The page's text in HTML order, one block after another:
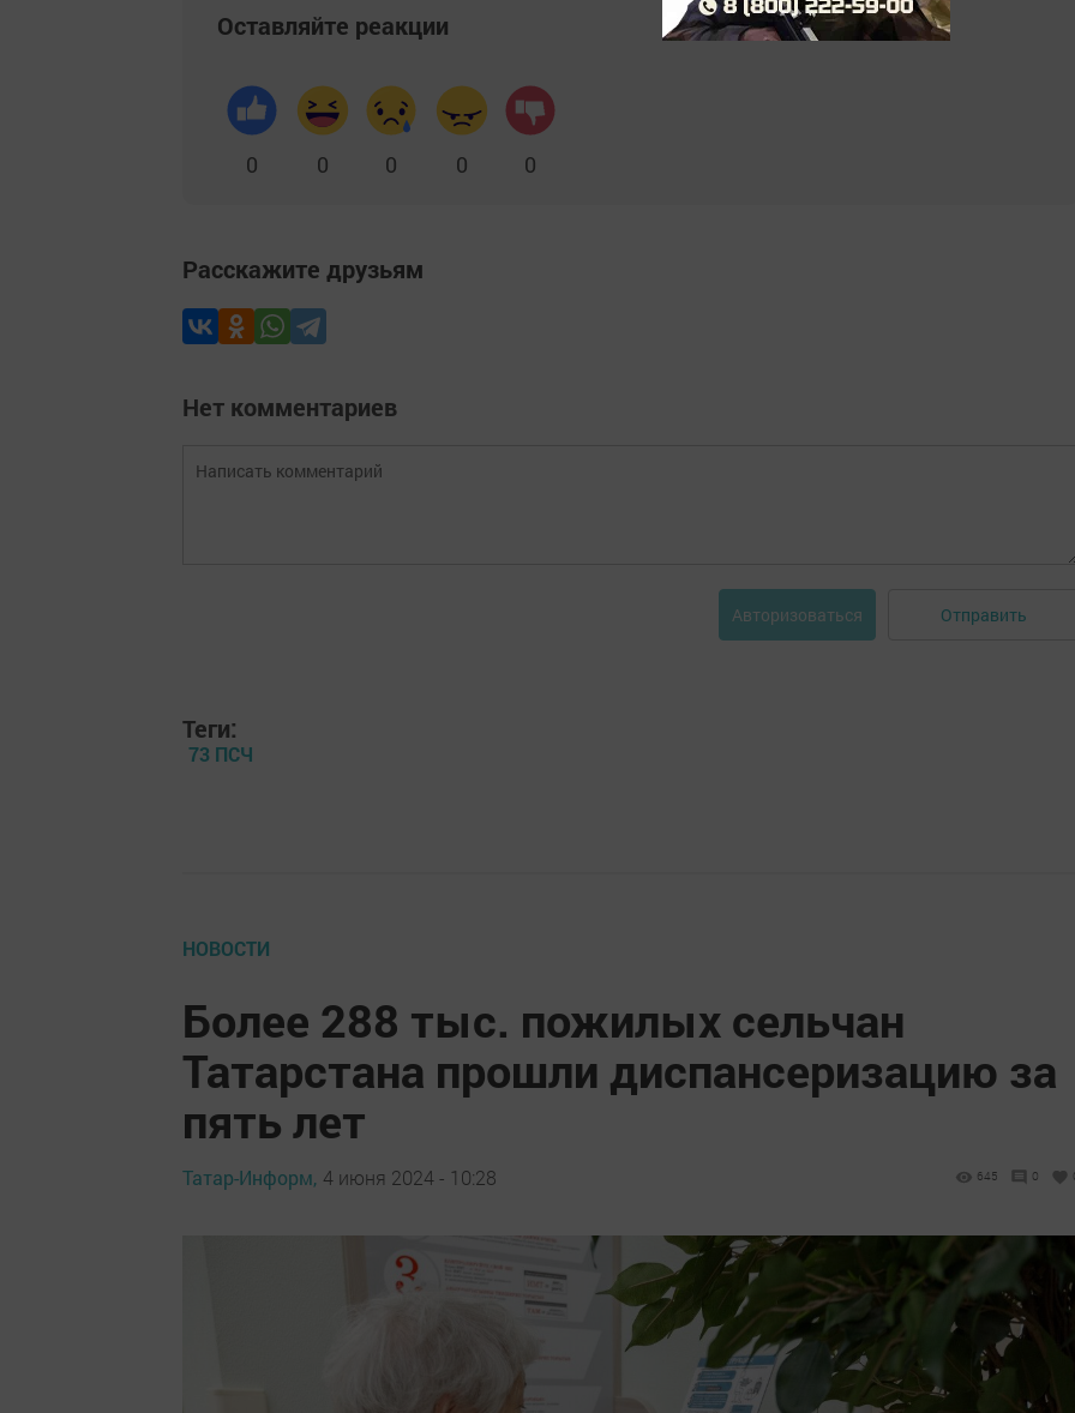
Оставляйте реакции
0 0 0 0 0
Расскажите друзьям
Нет комментариев
Авторизоваться Отправить
Теги:
73 ПСЧ
НОВОСТИ
Более 288 тыс. пожилых сельчан
Татарстана прошли диспансеризацию за
пять лет
Татар-Информ, 4 июня 2024 - 10:28 645 0